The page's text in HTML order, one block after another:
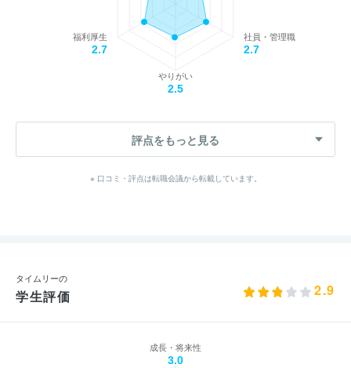
社員・管理職
2.7
やりがい
2.5
福利厚生
2.7
評点をもっと見る
※ 口コミ・評点は転職会議から転載しています。
タイムリーの
学生評価 2.9
成長・将来性
3.0